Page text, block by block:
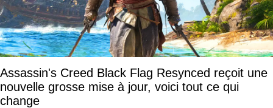
Assassin's Creed Black Flag Resynced reçoit une
nouvelle grosse mise à jour, voici tout ce qui
change